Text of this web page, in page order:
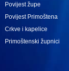
Povijest župe
Povijest Primoštena
Crkve i kapelice
Primoštenski župnici